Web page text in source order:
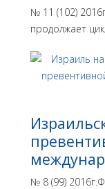
№ 11 (102)
продолжает
№ 8 (99)